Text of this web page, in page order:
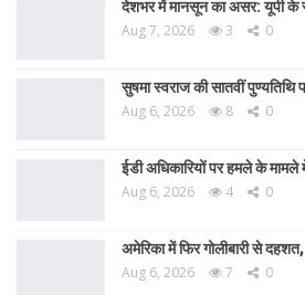
देशभर में मानसून का असर: यूपी के
Aug 7, 2026 3 0
सुषमा स्वराज की सातवीं
Aug 6, 2026 8 0
ईडी अधिकारियों पर हमले के
Aug 6, 2026 4 0
अमेरिका में फिर गोलीबारी से
Aug 6, 2026 7 0